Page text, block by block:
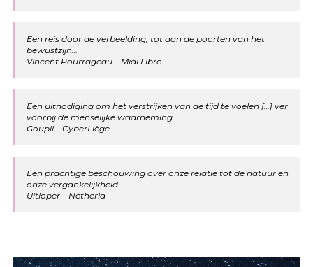
Een reis door de verbeelding, tot aan de poorten van het
bewustzijn…
Vincent Pourrageau – Midi Libre
Een uitnodiging om het verstrijken van de tijd te voelen […] ver
voorbij de menselijke waarneming…
Goupil – CyberLiège
Een prachtige beschouwing over onze relatie tot de natuur en
onze vergankelijkheid…
Uitloper – Netherla